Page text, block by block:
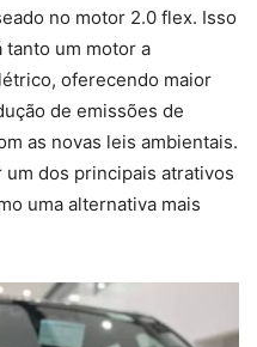
no motor 2.0 flex. Isso
tanto um motor a
oferecendo maior
de emissões de
as novas leis ambientais.
dos principais atrativos
uma alternativa mais